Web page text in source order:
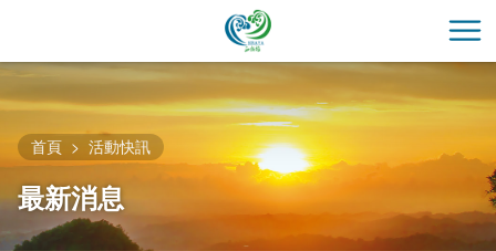
主
內
區
塊
開
首頁 活動快訊
最新消息